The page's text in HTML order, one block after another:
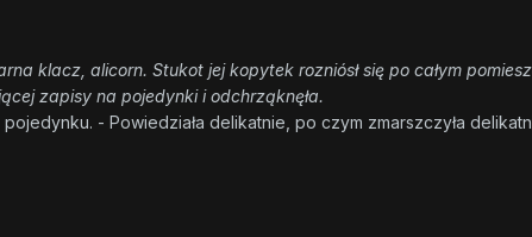
klacz, alicorn. Stukot jej kopytek rozniósł się po całym
zapisy na pojedynki i odchrząknęła.
pojedynku. - Powiedziała delikatnie, po czym zmarszczyła